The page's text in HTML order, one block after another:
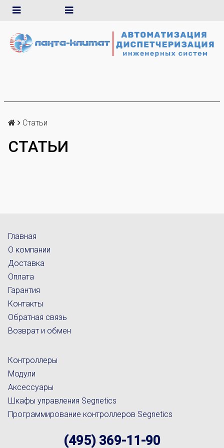
Статьи
СТАТЬИ
Главная
О компании
Доставка
Оплата
Гарантия
Контакты
Обратная связь
Возврат и обмен
Контроллеры
Модули
Аксессуары
Шкафы управления Segnetics
Программирование контроллеров Segnetics
(495) 369-11-90